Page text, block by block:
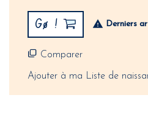
Gø ! Derniers
Comparer
Ajouter à ma Liste de